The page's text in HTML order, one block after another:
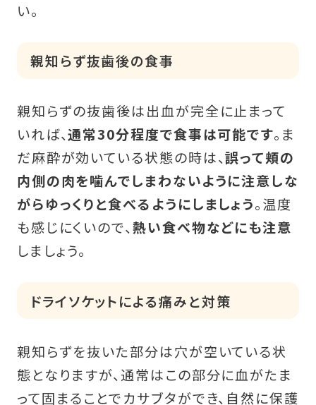
い。
親知らず抜歯後の食事
親知らずの抜歯後は出血が完全に止まって
いれば、通常30分程度で食事は可能です。ま
だ麻酔が効いている状態の時は、誤って頬の
内側の肉を噛んでしまわないように注意しな
がらゆっくりと食べるようにしましょう。温度
も感じにくいので、熱い食べ物などにも注意
しましょう。
ドライソケットによる痛みと対策
親知らずを抜いた部分は穴が空いている状
態となりますが、通常はこの部分に血がたま
って固まることでカサブタができ、自然に保護